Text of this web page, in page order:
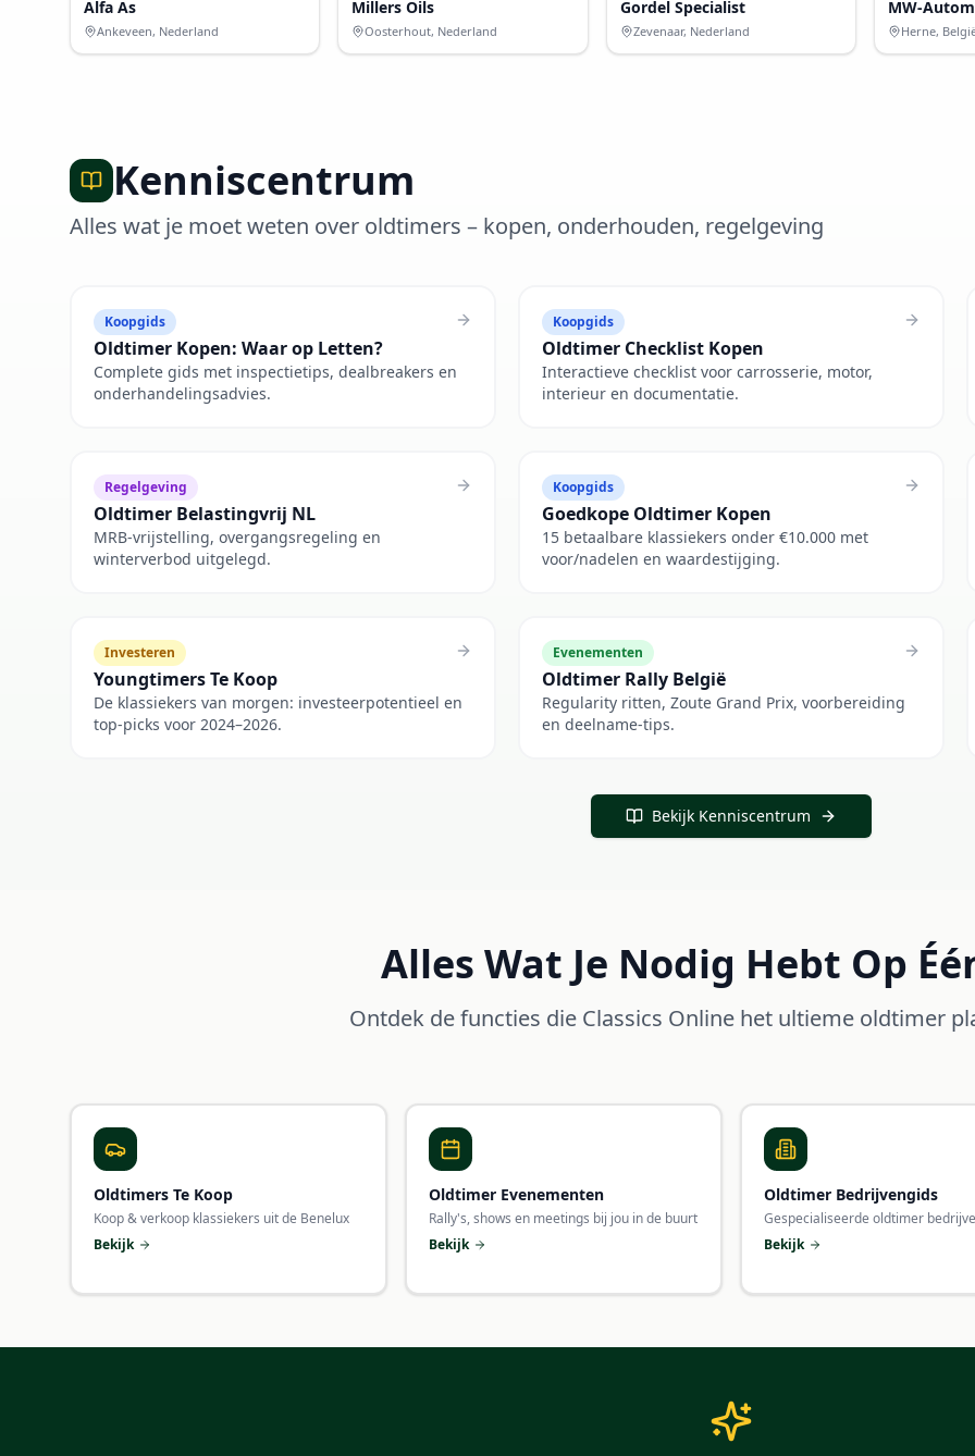
Alfa As
Ankeveen, Nederland
Millers Oils
Oosterhout, Nederland
Gordel Specialist
Zevenaar, Nederland
MW-
Herne,
Kenniscentrum
Alles wat je moet weten over oldtimers – kopen, onderhouden, regelgeving
Koopgids
Oldtimer Kopen: Waar op Letten?
Complete gids met inspectietips, dealbreakers en
onderhandelingsadvies.
Koopgids
Oldtimer Checklist Kopen
Interactieve checklist voor carrosserie, motor,
interieur en documentatie.
Regelgeving
Oldtimer Belastingvrij NL
MRB-vrijstelling, overgangsregeling en
winterverbod uitgelegd.
Koopgids
Goedkope Oldtimer Kopen
15 betaalbare klassiekers onder €10.000 met
voor/nadelen en waardestijging.
Investeren
Youngtimers Te Koop
De klassiekers van morgen: investeerpotentieel en
top-picks voor 2024–2026.
Evenementen
Oldtimer Rally België
Regularity ritten, Zoute Grand Prix, voorbereiding
en deelname-tips.
Bekijk Kenniscentrum
Alles Wat Je Nodig Hebt Op
Ontdek de functies die Classics Online het ultieme oldtimer
Oldtimers Te Koop
Koop & verkoop klassiekers uit de Benelux
Bekijk
Oldtimer Evenementen
Rally's, shows en meetings bij jou in de buurt
Bekijk
Oldtimer Bedrijvengids
Gespecialiseerde oldtimer
Bekijk